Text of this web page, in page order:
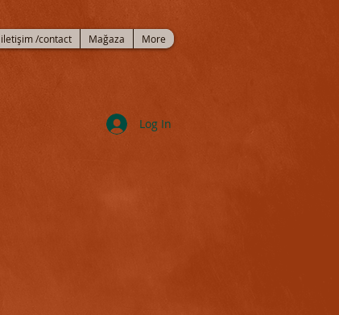
iletişim /contact Mağaza More
Log In